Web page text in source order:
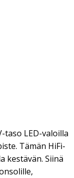
taso LED-valoilla
Tämän HiFi-
kestävän. Siinä